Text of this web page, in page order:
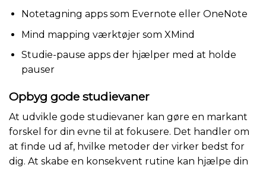
Notetagning apps som Evernote eller OneNote
Mind mapping værktøjer som XMind
Studie-pause apps der hjælper med at holde
pauser
Opbyg gode studievaner
At udvikle gode studievaner kan gøre en markant
forskel for din evne til at fokusere. Det handler om
at finde ud af, hvilke metoder der virker bedst for
dig. At skabe en konsekvent rutine kan hjælpe din